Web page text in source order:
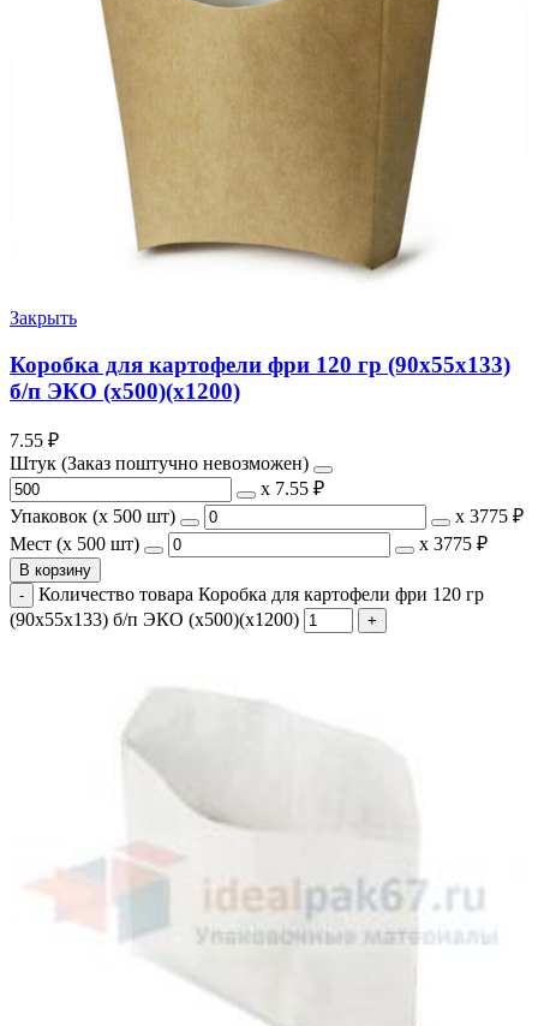
Закрыть
Коробка для картофели фри 120 гр (90х55х133)
б/п ЭКО (х500)(х1200)
7.55 ₽
Штук (Заказ поштучно невозможен)
х 7.55 ₽
Упаковок (x 500 шт)
х 3775 ₽
Мест (x 500 шт)
х 3775 ₽
В корзину
Количество товара Коробка для картофели фри 120 гр
(90х55х133) б/п ЭКО (х500)(х1200)